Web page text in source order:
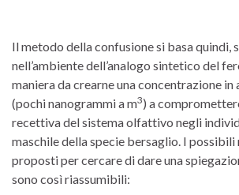
Il metodo della confusione si basa quindi,
nell’ambiente dell’analogo sintetico del
maniera da crearne una concentrazione
(pochi nanogrammi a m3) a
recettiva del sistema olfattivo negli
maschile della specie bersaglio. I possibili
proposti per cercare di dare una
sono così riassumibili: